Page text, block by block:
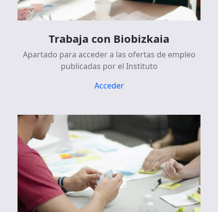
Trabaja con Biobizkaia
Apartado para acceder a las ofertas de empleo
publicadas por el Instituto
Acceder